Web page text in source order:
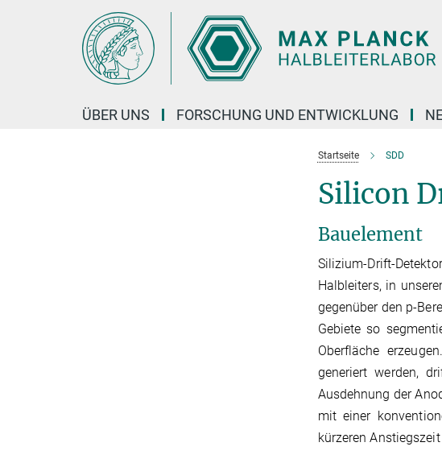
ÜBER UNS FORSCHUNG UND ENTWICKLUNG
Startseite SDD
Silicon
Bauelement
Silizium-Drift-
Halbleiters, in
gegenüber den p-
Gebiete so
Oberfläche
generiert werden,
Ausdehnung der
mit einer
kürzeren